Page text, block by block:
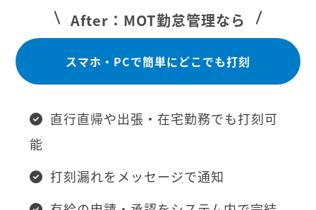
After：MOT勤怠管理なら
スマホ・PCで簡単にどこでも打刻
直行直帰や出張・在宅勤務でも打刻可
能
打刻漏れをメッセージで通知